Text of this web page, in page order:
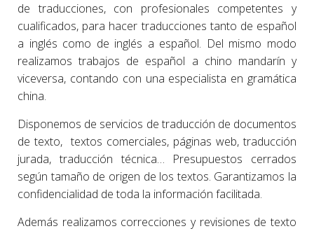
de traducciones, con profesionales competentes y
cualificados, para hacer traducciones tanto de español
a inglés como de inglés a español. Del mismo modo
realizamos trabajos de español a chino mandarín y
viceversa, contando con una especialista en gramática
china.
Disponemos de servicios de traducción de documentos
de texto, textos comerciales, páginas web, traducción
jurada, traducción técnica… Presupuestos cerrados
según tamaño de origen de los textos. Garantizamos la
confidencialidad de toda la información facilitada.
Además realizamos correcciones y revisiones de texto